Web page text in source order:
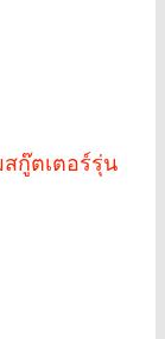
สกู๊ตเตอร์รุ่น